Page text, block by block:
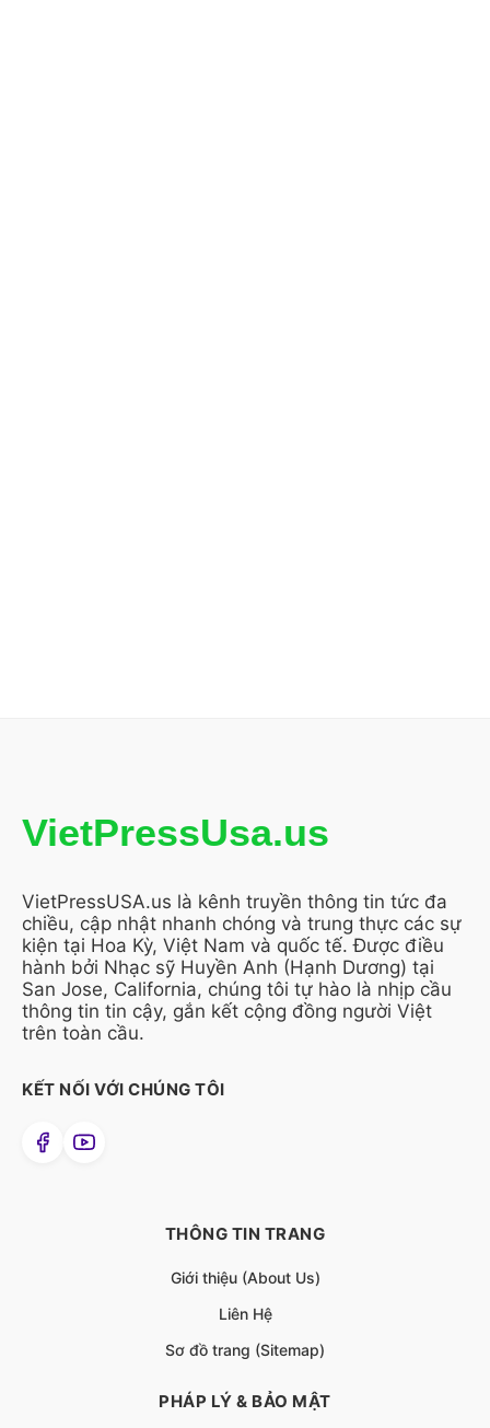
VietPressUsa.us
VietPressUSA.us là kênh truyền thông tin tức đa
chiều, cập nhật nhanh chóng và trung thực các sự
kiện tại Hoa Kỳ, Việt Nam và quốc tế. Được điều
hành bởi Nhạc sỹ Huyền Anh (Hạnh Dương) tại
San Jose, California, chúng tôi tự hào là nhịp cầu
thông tin tin cậy, gắn kết cộng đồng người Việt
trên toàn cầu.
KẾT NỐI VỚI CHÚNG TÔI
THÔNG TIN TRANG
Giới thiệu (About Us)
Liên Hệ
Sơ đồ trang (Sitemap)
PHÁP LÝ & BẢO MẬT